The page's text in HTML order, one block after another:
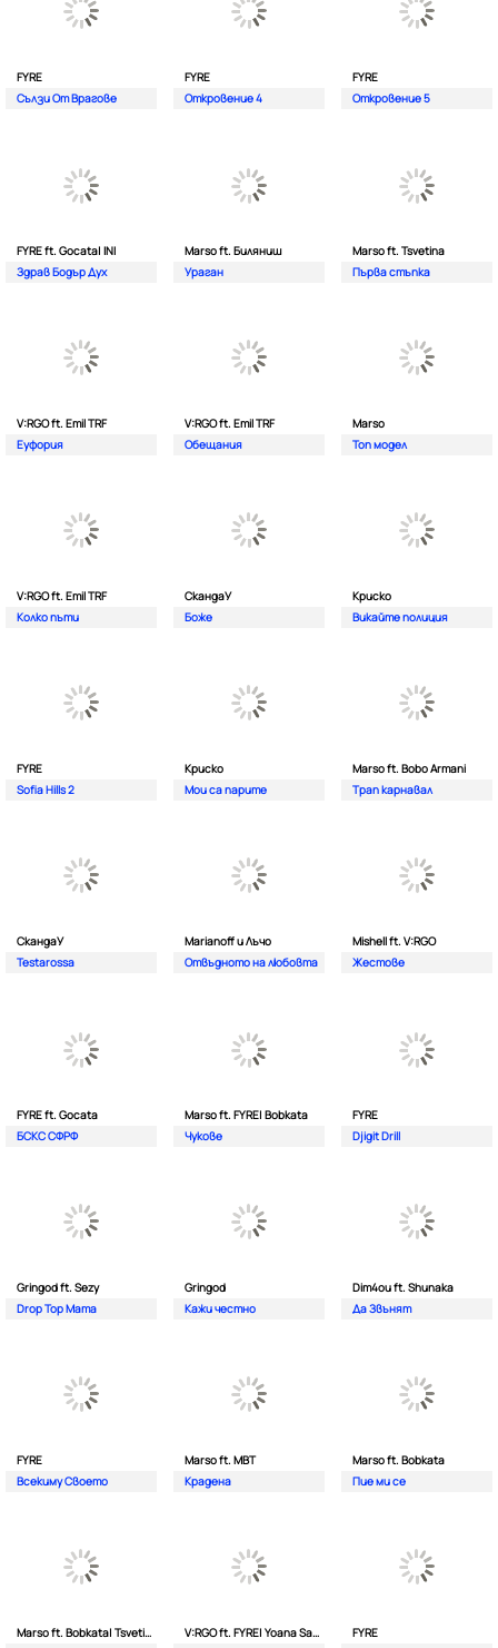
FYRE
Сълзи От Врагове
FYRE
Откровение 4
FYRE
Откровение 5
FYRE ft. Gocata| INI
Здрав Бодър Дух
Marso ft. Биляниш
Ураган
Marso ft. Tsvetina
Първа стъпка
V:RGO ft. Emil TRF
Еуфория
V:RGO ft. Emil TRF
Обещания
Marso
Топ модел
V:RGO ft. Emil TRF
Колко пъти
СкандаУ
Боже
Криско
Викайте полиция
FYRE
Sofia Hills 2
Криско
Мои са парите
Marso ft. Bobo Armani
Трап карнавал
СкандаУ
Testarossa
Marianoff и Лъчо
Отвъдното на любовта
Mishell ft. V:RGO
Жестове
FYRE ft. Gocata
БСКС СФРФ
Marso ft. FYRE| Bobkata
Чукове
FYRE
Djigit Drill
Gringod ft. Sezy
Drop Top Mama
Gringod
Кажи честно
Dim4ou ft. Shunaka
Да Звънят
FYRE
Всекиму Своето
Marso ft. MBT
Крадена
Marso ft. Bobkata
Пие ми се
Marso ft. Bobkata| Tsvetina
V:RGO ft. FYRE| Yoana Sashova
FYRE